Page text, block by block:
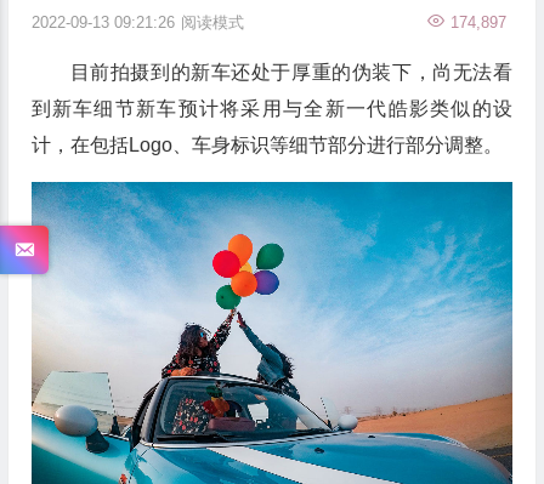
2022-09-13 09:21:26 174,897
阅读模式
目前拍摄到的新车还处于厚重的伪装下，尚无法看
到新车细节新车预计将采用与全新一代皓影类似的设
计，在包括Logo、车身标识等细节部分进行部分调整。